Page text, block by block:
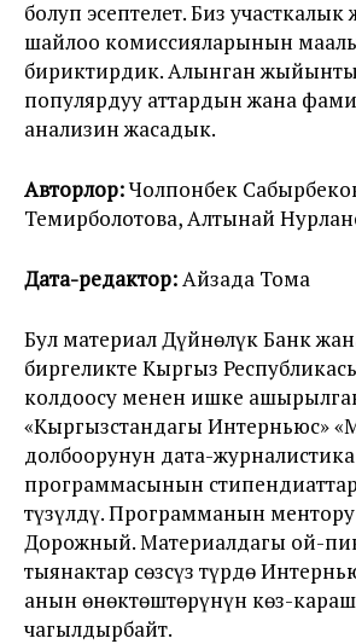
болуп эсептелет. Биз
шайлоо комиссияларынын
бириктирдик. Алынган
популярдуу аттардын жана
анализин жасадык.
Авторлор:Чолпонбек
Темирболотова, Алтынай
Дата-редактор:Айзада Тома
Бул материал Дүйнөлүк Банк
биргеликте Кыргыз
колдоосу менен ишке
«Кыргызстандагы Интерньюс»
долбоорунун дата-журналистика
программасынын
түзүлдү. Программанын
Дорожный. Материалдагы ой-
тыянактар сөзсүз түрдө
анын өнөктөштөрүнүн көз-
чагылдырбайт.